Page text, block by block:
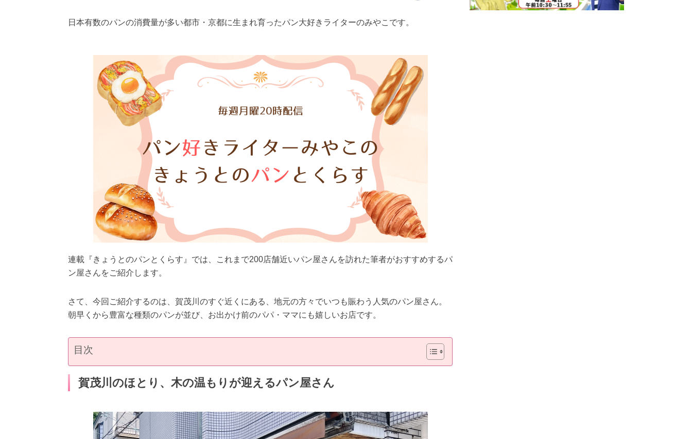
日本有数のパンの消費量が多い都市・京都に生まれ育ったパン大好きライターのみやこです。
連載『きょうとのパンとくらす』では、これまで200店舗近いパン屋さんを訪れた筆者がおすすめするパ
ン屋さんをご紹介します。
さて、今回ご紹介するのは、賀茂川のすぐ近くにある、地元の方々でいつも賑わう人気のパン屋さん。
朝早くから豊富な種類のパンが並び、お出かけ前のパパ・ママにも嬉しいお店です。
目次
賀茂川のほとり、木の温もりが迎えるパン屋さん